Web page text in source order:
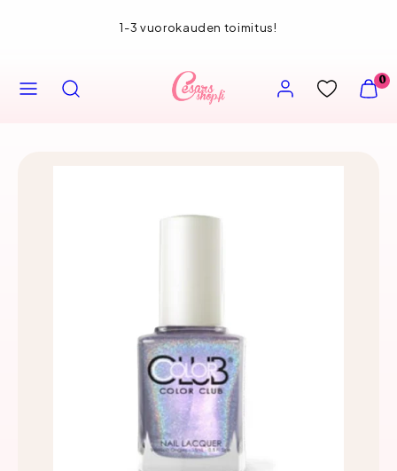
1-3 vuorokauden toimitus!
NÄYTÄ
0